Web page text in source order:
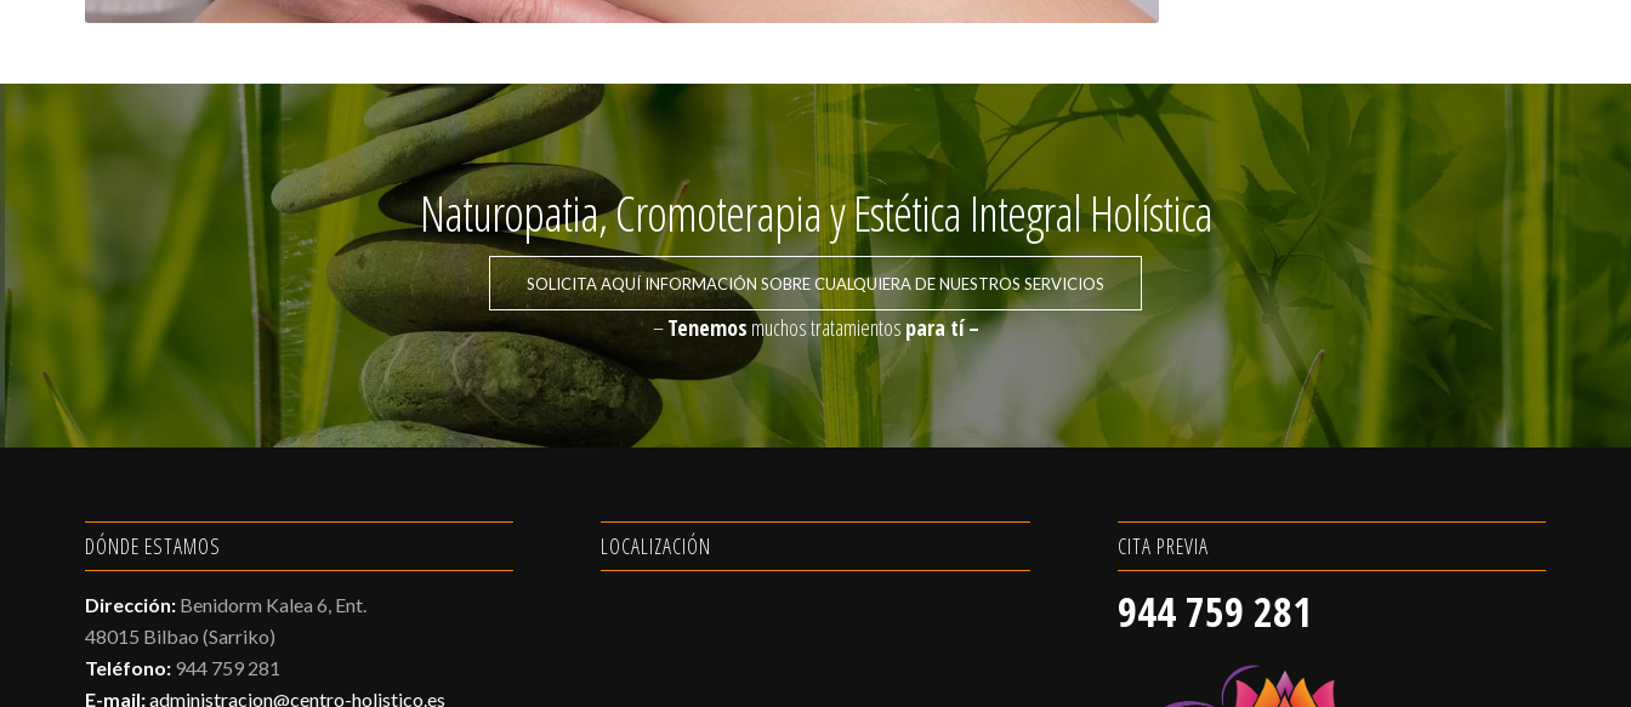
Naturopatia, Cromoterapia y Estética Integral Holística
SOLICITA AQUÍ INFORMACIÓN SOBRE CUALQUIERA DE NUESTROS SERVICIOS
–Tenemos muchos tratamientos para tí –
DÓNDE ESTAMOS
Dirección: Benidorm Kalea 6, Ent.
48015 Bilbao (Sarriko)
Teléfono: 944 759 281
E-mail:administracion@centro-holistico.es
LOCALIZACIÓN CITA PREVIA
944 759 281